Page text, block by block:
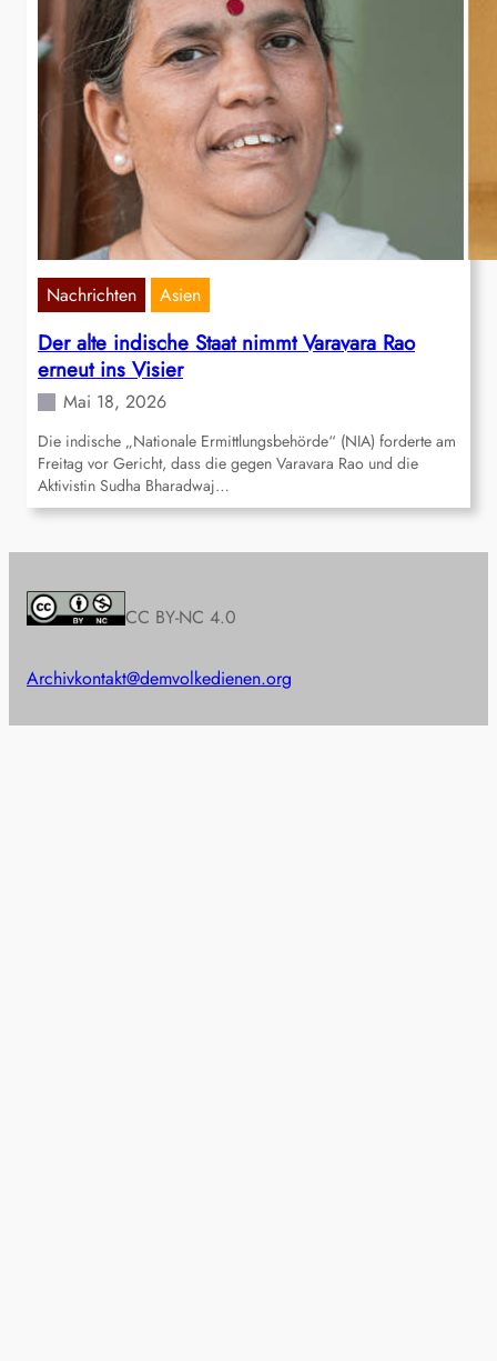
Nachrichten Asien
Der alte indische Staat nimmt Varavara Rao
erneut ins Visier
Mai 18, 2026
Die indische „Nationale Ermittlungsbehörde“ (NIA) forderte am
Freitag vor Gericht, dass die gegen Varavara Rao und die
Aktivistin Sudha Bharadwaj…
CC BY-NC 4.0
Archivkontakt@demvolkedienen.org